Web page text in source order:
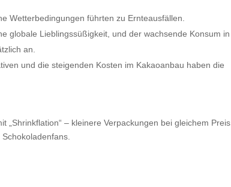
Wetterbedingungen führten zu Ernteausfällen.
globale Lieblingssüßigkeit, und der wachsende Konsum in
an.
und die steigenden Kosten im Kakaoanbau haben die
– kleinere Verpackungen bei gleichem Preis.